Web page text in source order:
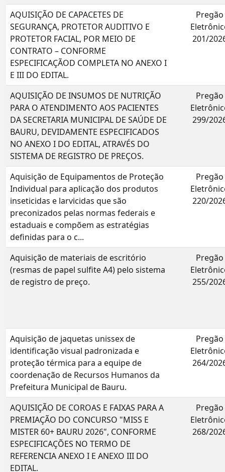
AQUISIÇÃO DE CAPACETES DE
SEGURANÇA, PROTETOR AUDITIVO E
PROTETOR FACIAL, POR MEIO DE
CONTRATO – CONFORME
ESPECIFICAÇÃOD COMPLETA NO ANEXO I
E III DO EDITAL.
Pregão
201/
AQUISIÇÃO DE INSUMOS DE NUTRIÇÃO
PARA O ATENDIMENTO AOS PACIENTES
DA SECRETARIA MUNICIPAL DE SAÚDE DE
BAURU, DEVIDAMENTE ESPECIFICADOS
NO ANEXO I DO EDITAL, ATRAVÉS DO
SISTEMA DE REGISTRO DE PREÇOS.
Pregão
299/
Aquisição de Equipamentos de Proteção
Individual para aplicação dos produtos
inseticidas e larvicidas que são
preconizados pelas normas federais e
estaduais e compõem as estratégias
definidas para o c...
Pregão
220/
Aquisição de materiais de escritório
(resmas de papel sulfite A4) pelo sistema
de registro de preço.
Pregão
255/
Aquisição de jaquetas unissex de
identificação visual padronizada e
proteção térmica para a equipe de
coordenação de Recursos Humanos da
Prefeitura Municipal de Bauru.
Pregão
264/
AQUISIÇÃO DE COROAS E FAIXAS PARA A
PREMIAÇÃO DO CONCURSO "MISS E
MISTER 60+ BAURU 2026", CONFORME
ESPECIFICAÇÕES NO TERMO DE
REFERENCIA ANEXO I E ANEXO III DO
EDITAL.
Pregão
268/